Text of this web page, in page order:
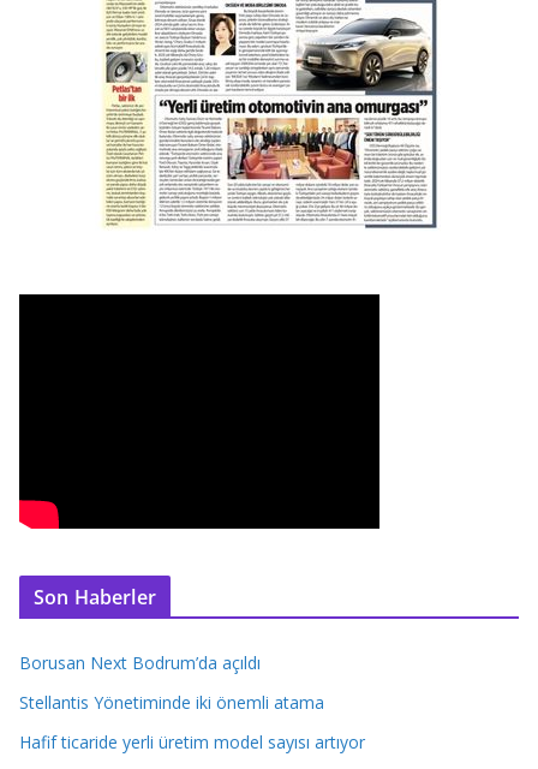
Son Haberler
Borusan Next Bodrum’da açıldı
Stellantis Yönetiminde iki önemli atama
Hafif ticaride yerli üretim model sayısı artıyor